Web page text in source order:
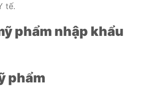
tế.
phẩm nhập khẩu
phẩm